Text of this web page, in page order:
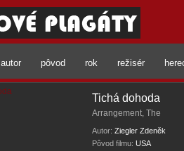
autor pôvod rok režisér
Tichá dohoda
Arrangement, The
Autor: Ziegler Zdeněk
Pôvod filmu: USA